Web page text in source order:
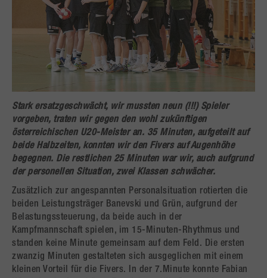
Stark ersatzgeschwächt, wir mussten neun (!!!) Spieler
vorgeben, traten wir gegen den wohl zukünftigen
österreichischen U20-Meister an. 35 Minuten, aufgeteilt auf
beide Halbzeiten, konnten wir den Fivers auf Augenhöhe
begegnen. Die restlichen 25 Minuten war wir, auch aufgrund
der personellen Situation, zwei Klassen schwächer.
Zusätzlich zur angespannten Personalsituation rotierten die
beiden Leistungsträger Banevski und Grün, aufgrund der
Belastungssteuerung, da beide auch in der
Kampfmannschaft spielen, im 15-Minuten-Rhythmus und
standen keine Minute gemeinsam auf dem Feld. Die ersten
zwanzig Minuten gestalteten sich ausgeglichen mit einem
kleinen Vorteil für die Fivers. In der 7.Minute konnte Fabian